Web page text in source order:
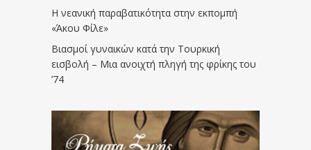
Η νεανική παραβατικότητα στην εκπομπή
«Άκου Φίλε»
Βιασμοί γυναικών κατά την Τουρκική
εισβολή – Μια ανοιχτή πληγή της φρίκης του
’74